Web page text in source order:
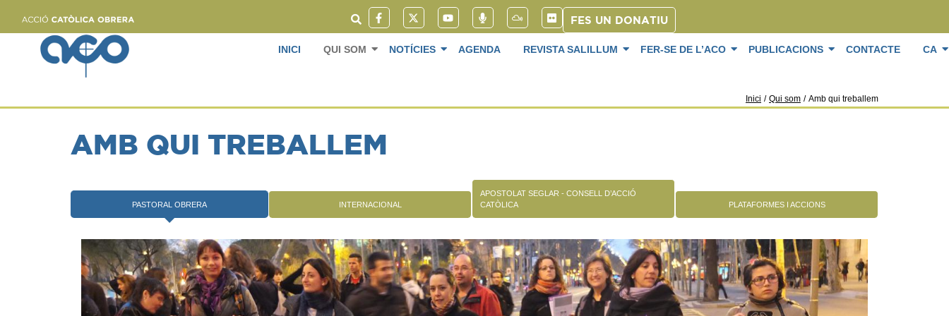
FES UN DONATIU
INICI QUI SOM NOTÍCIES AGENDA REVISTA SALILLUM FER-SE DE L’ACO PUBLICACIONS CONTACTE CA
Inici / Qui som / Amb qui treballem
AMB QUI TREBALLEM
PASTORAL OBRERA INTERNACIONAL
APOSTOLAT SEGLAR - CONSELL D’ACCIÓ
CATÒLICA
PLATAFORMES I ACCIONS